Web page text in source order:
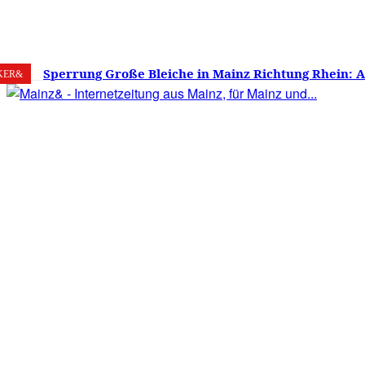
8. August 2026 28.3 Mainz
Sperrung Große Bleiche in Mainz Richtung Rhein:
verwirrt, Mainzer stinksauer – Haben die Mainzer